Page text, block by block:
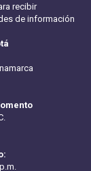
recibir
de información